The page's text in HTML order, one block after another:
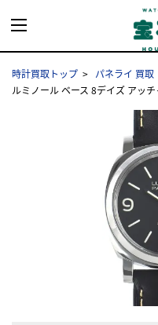
時計買取トップ パネライ 買取
ルミノール ベース 8デイズ アッ